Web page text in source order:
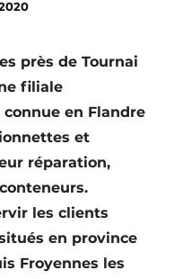
près de Tournai
filiale
connue en Flandre
et
réparation,
les clients
en province
Froyennes les